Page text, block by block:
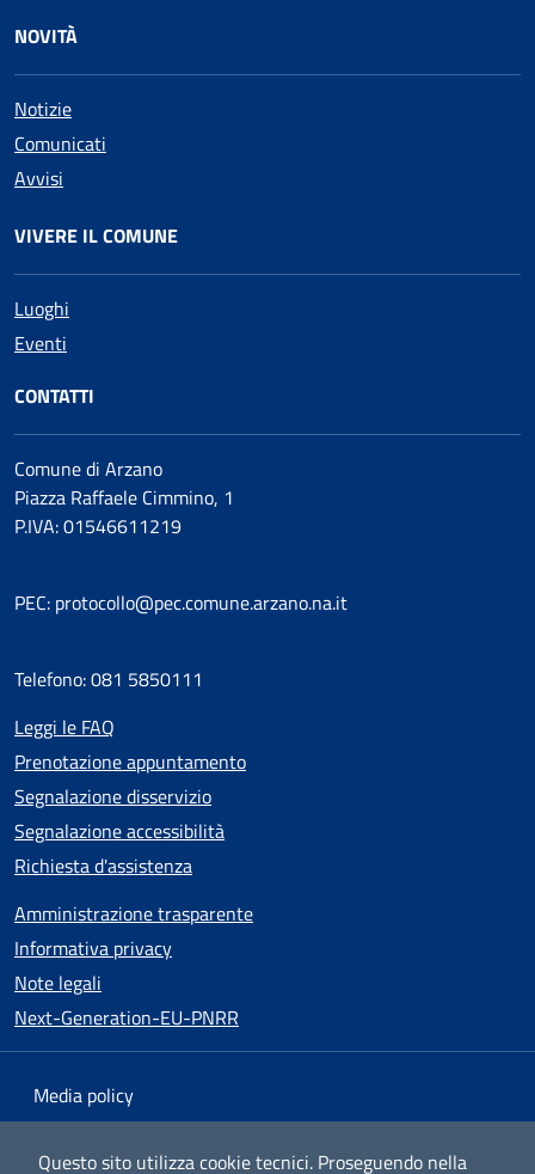
Questo sito utilizza cookie tecnici. Proseguendo nella
NOVITÀ
Notizie
Comunicati
Avvisi
VIVERE IL COMUNE
Luoghi
Eventi
CONTATTI
Comune di Arzano
Piazza Raffaele Cimmino, 1
P.IVA: 01546611219
PEC: protocollo@pec.comune.arzano.na.it
Telefono: 081 5850111
Leggi le FAQ
Prenotazione appuntamento
Segnalazione disservizio
Segnalazione accessibilità
Richiesta d'assistenza
Amministrazione trasparente
Informativa privacy
Note legali
Next-Generation-EU-PNRR
Media policy